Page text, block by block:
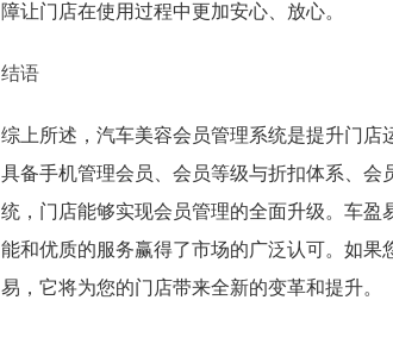
障让门店在使用过程中更加安心、放心。
结语
综上所述，汽车美容会员管理系统是提升门
具备手机管理会员、会员等级与折扣体系、
统，门店能够实现会员管理的全面升级。车
能和优质的服务赢得了市场的广泛认可。如果
易，它将为您的门店带来全新的变革和提升。